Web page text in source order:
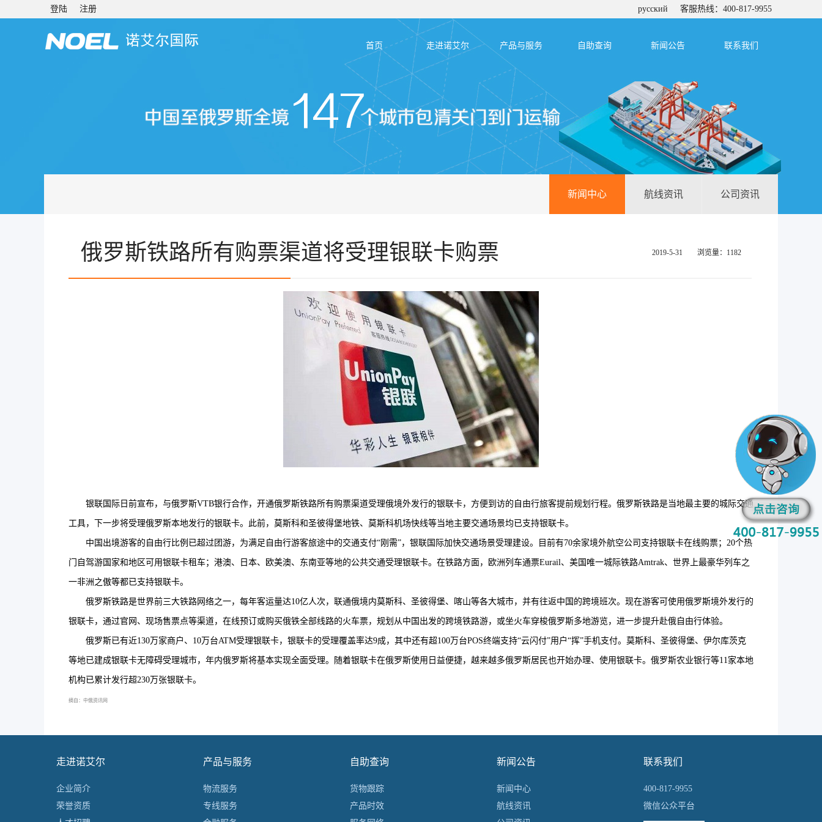
登陆 注册 русский 客服热线：400-817-9955
首页 走进诺艾尔 产品与服务 自助查询 新闻公告 联系我们
新闻中心 航线资讯 公司资讯
俄罗斯铁路所有购票渠道将受理银联卡购票 2019-5-31 浏览量：1182
银联国际日前宣布，与俄罗斯VTB银行合作，开通俄罗斯铁路所有购票渠道受理俄境外发行的银联卡，方便到访的自由行旅客提前规划行程。俄罗斯铁路是当地最主要的城际交通
工具，下一步将受理俄罗斯本地发行的银联卡。此前，莫斯科和圣彼得堡地铁、莫斯科机场快线等当地主要交通场景均已支持银联卡。
中国出境游客的自由行比例已超过团游，为满足自由行游客旅途中的交通支付“刚需”，银联国际加快交通场景受理建设。目前有70余家境外航空公司支持银联卡在线购票；20个热
门自驾游国家和地区可用银联卡租车；港澳、日本、欧美澳、东南亚等地的公共交通受理银联卡。在铁路方面，欧洲列车通票Eurail、美国唯一城际铁路Amtrak、世界上最豪华列车之
一非洲之傲等都已支持银联卡。
俄罗斯铁路是世界前三大铁路网络之一，每年客运量达10亿人次，联通俄境内莫斯科、圣彼得堡、喀山等各大城市，并有往返中国的跨境班次。现在游客可使用俄罗斯境外发行的
银联卡，通过官网、现场售票点等渠道，在线预订或购买俄铁全部线路的火车票，规划从中国出发的跨境铁路游，或坐火车穿梭俄罗斯多地游览，进一步提升赴俄自由行体验。
俄罗斯已有近130万家商户、10万台ATM受理银联卡，银联卡的受理覆盖率达9成，其中还有超100万台POS终端支持“云闪付”用户“挥”手机支付。莫斯科、圣彼得堡、伊尔库茨克
等地已建成银联卡无障碍受理城市，年内俄罗斯将基本实现全面受理。随着银联卡在俄罗斯使用日益便捷，越来越多俄罗斯居民也开始办理、使用银联卡。俄罗斯农业银行等11家本地
机构已累计发行超230万张银联卡。
摘自： 中俄资讯网
走进诺艾尔
企业简介
荣誉资质
产品与服务
物流服务
专线服务
自助查询
货物跟踪
产品时效
新闻公告
新闻中心
航线资讯
联系我们
400-817-9955
微信公众平台